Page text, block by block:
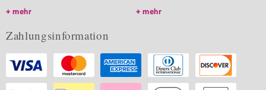
mehr
mehr
Zahlungsinformation